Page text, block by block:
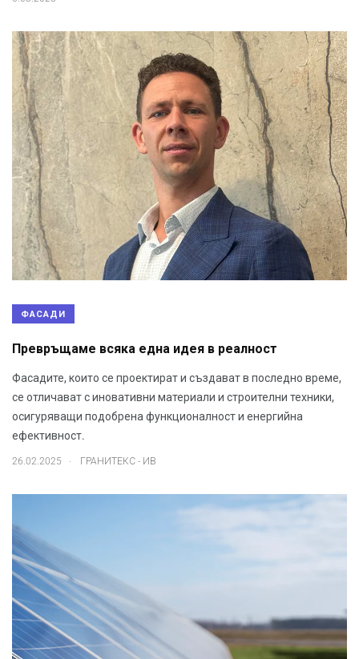
ФАСАДИ
Превръщаме всяка една идея в реалност
Фасадите, които се проектират и създават в последно време,
се отличават с иновативни материали и строителни техники,
осигуряващи подобрена функционалност и енергийна
ефективност.
26.02.2025 . ГРАНИТЕКС - ИВ